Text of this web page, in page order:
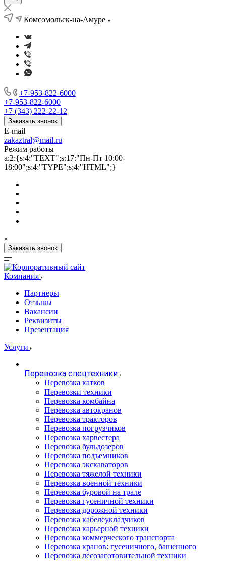
Комсомольск-на-Амуре
+7-953-822-6000
+7-953-822-6000
+7 (343) 222-22-12
Заказать звонок
E-mail
zakaztral@mail.ru
Режим работы
a:2:{s:4:"TEXT";s:17:"Пн-Пт 10:00-
18:00";s:4:"TYPE";s:4:"HTML";}
Заказать звонок
Компания
Партнеры
Отзывы
Вакансии
Реквизиты
Презентация
Услуги
Перевозка спецтехники
Перевозка катков
Перевозки техники
Перевозка комбайна
Перевозка автокранов
Перевозка тракторов
Перевозка погрузчиков
Перевозка харвестера
Перевозка бульдозеров
Перевозка подъемников
Перевозка экскаваторов
Перевозка тяжелой техники
Перевозка военной техники
Перевозка буровой на трале
Перевозка гусеничной техники
Перевозка дорожной техники
Перевозка кабелеукладчиков
Перевозка карьерной техники
Перевозка коммерческого транспорта
Перевозка кранов: гусеничного, башенного
Перевозка лесозаготовительной техники